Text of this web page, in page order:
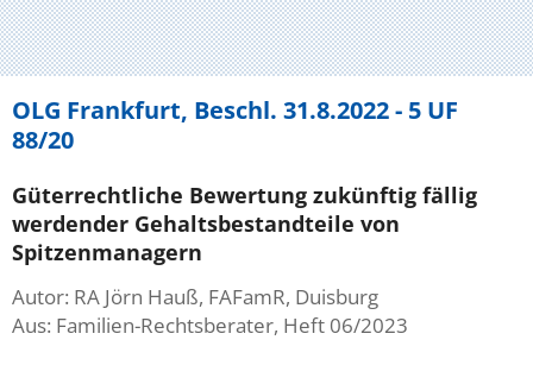
OLG Frankfurt, Beschl. 31.8.2022 - 5 UF
88/20
Güterrechtliche Bewertung zukünftig fällig
werdender Gehaltsbestandteile von
Spitzenmanagern
Autor: RA Jörn Hauß, FAFamR, Duisburg
Aus: Familien-Rechtsberater, Heft 06/2023